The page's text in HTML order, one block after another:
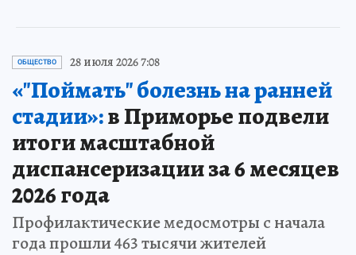
ОБЩЕСТВО 28 июля 2026 7:08
«"Поймать" болезнь на ранней
стадии»:в Приморье подвели
итоги масштабной
диспансеризации за 6 месяцев
2026 года
Профилактические медосмотры с начала
года прошли 463 тысячи жителей